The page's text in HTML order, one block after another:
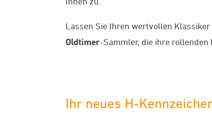
Lassen Sie Ihren wertvollen
Oldtimer-Sammler, die ihre
Ihr neues H-